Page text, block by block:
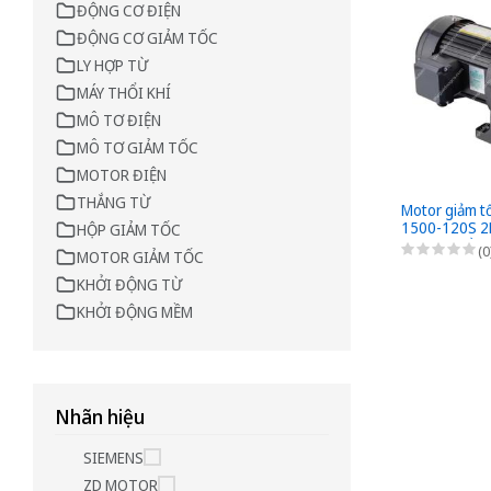
ĐỘNG CƠ ĐIỆN
ĐỘNG CƠ GIẢM TỐC
LY HỢP TỪ
MÁY THỔI KHÍ
MÔ TƠ ĐIỆN
MÔ TƠ GIẢM TỐC
MOTOR ĐIỆN
THẮNG TỪ
HỘP GIẢM TỐC
MOTOR GIẢM TỐC
KHỞI ĐỘNG TỪ
KHỞI ĐỘNG MỀM
Nhãn hiệu
SIEMENS
ZD MOTOR
Motor giảm
1500-120S
1/120 - kiểu
Pha 220/